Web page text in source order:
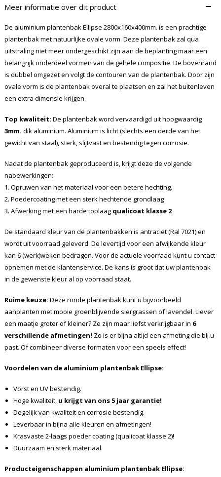
Meer informatie over dit product –
De aluminium plantenbak Ellipse 2800x160x400mm. is een prachtige
plantenbak met natuurlijke ovale vorm. Deze plantenbak zal qua
uitstraling niet meer ondergeschikt zijn aan de beplanting maar een
belangrijk onderdeel vormen van de gehele compositie. De bovenrand
is dubbel omgezet en volgt de contouren van de plantenbak. Door zijn
ovale vorm is de plantenbak overal te plaatsen en zal het buitenleven
een extra dimensie krijgen.
Top kwaliteit: De plantenbak word vervaardigd uit hoogwaardig
3mm. dik aluminium. Aluminium is licht (slechts een derde van het
gewicht van staal), sterk, slijtvast en bestendig tegen corrosie.
Nadat de plantenbak geproduceerd is, krijgt deze de volgende
nabewerkingen:
1. Opruwen van het materiaal voor een betere hechting.
2. Poedercoating met een sterk hechtende grondlaag
3. Afwerking met een harde toplaag qualicoat klasse 2
De standaard kleur van de plantenbakken is antraciet (Ral 7021) en
wordt uit voorraad geleverd. De levertijd voor een afwijkende kleur
kan 6 (werk)weken bedragen. Voor de actuele voorraad kunt u contact
opnemen met de klantenservice. De kans is groot dat uw plantenbak
in de gewenste kleur al op voorraad staat.
Ruime keuze: Deze ronde plantenbak kunt u bijvoorbeeld
aanplanten met mooie groenblijvende siergrassen of lavendel. Liever
een maatje groter of kleiner? Ze zijn maar liefst verkrijgbaar in 6
verschillende afmetingen! Zo is er bijna altijd een afmeting die bij u
past. Of combineer diverse formaten voor een speels effect!
Voordelen van de aluminium plantenbak Ellipse:
Vorst en UV bestendig.
Hoge kwaliteit, u krijgt van ons 5 jaar garantie!
Degelijk van kwaliteit en corrosie bestendig.
Leverbaar in bijna alle kleuren en afmetingen!
Krasvaste 2-laags poeder coating (qualicoat klasse 2)!
Duurzaam en sterk materiaal.
Producteigenschappen aluminium plantenbak Ellipse: